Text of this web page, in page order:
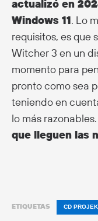
actualizó en
Windows 11. Lo
requisitos, es que
Witcher 3 en un
momento para
pronto como sea
teniendo en
lo más razonables.
que lleguen las
ETIQUETAS CD